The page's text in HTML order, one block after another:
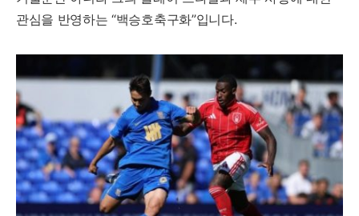
관심을 반영하는 “백승호축구화”입니다.